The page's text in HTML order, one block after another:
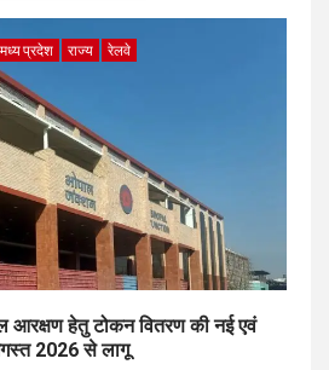
मध्य प्रदेश राज्य रेलवे
आरक्षण हेतु टोकन वितरण की नई एवं
2026 से लागू